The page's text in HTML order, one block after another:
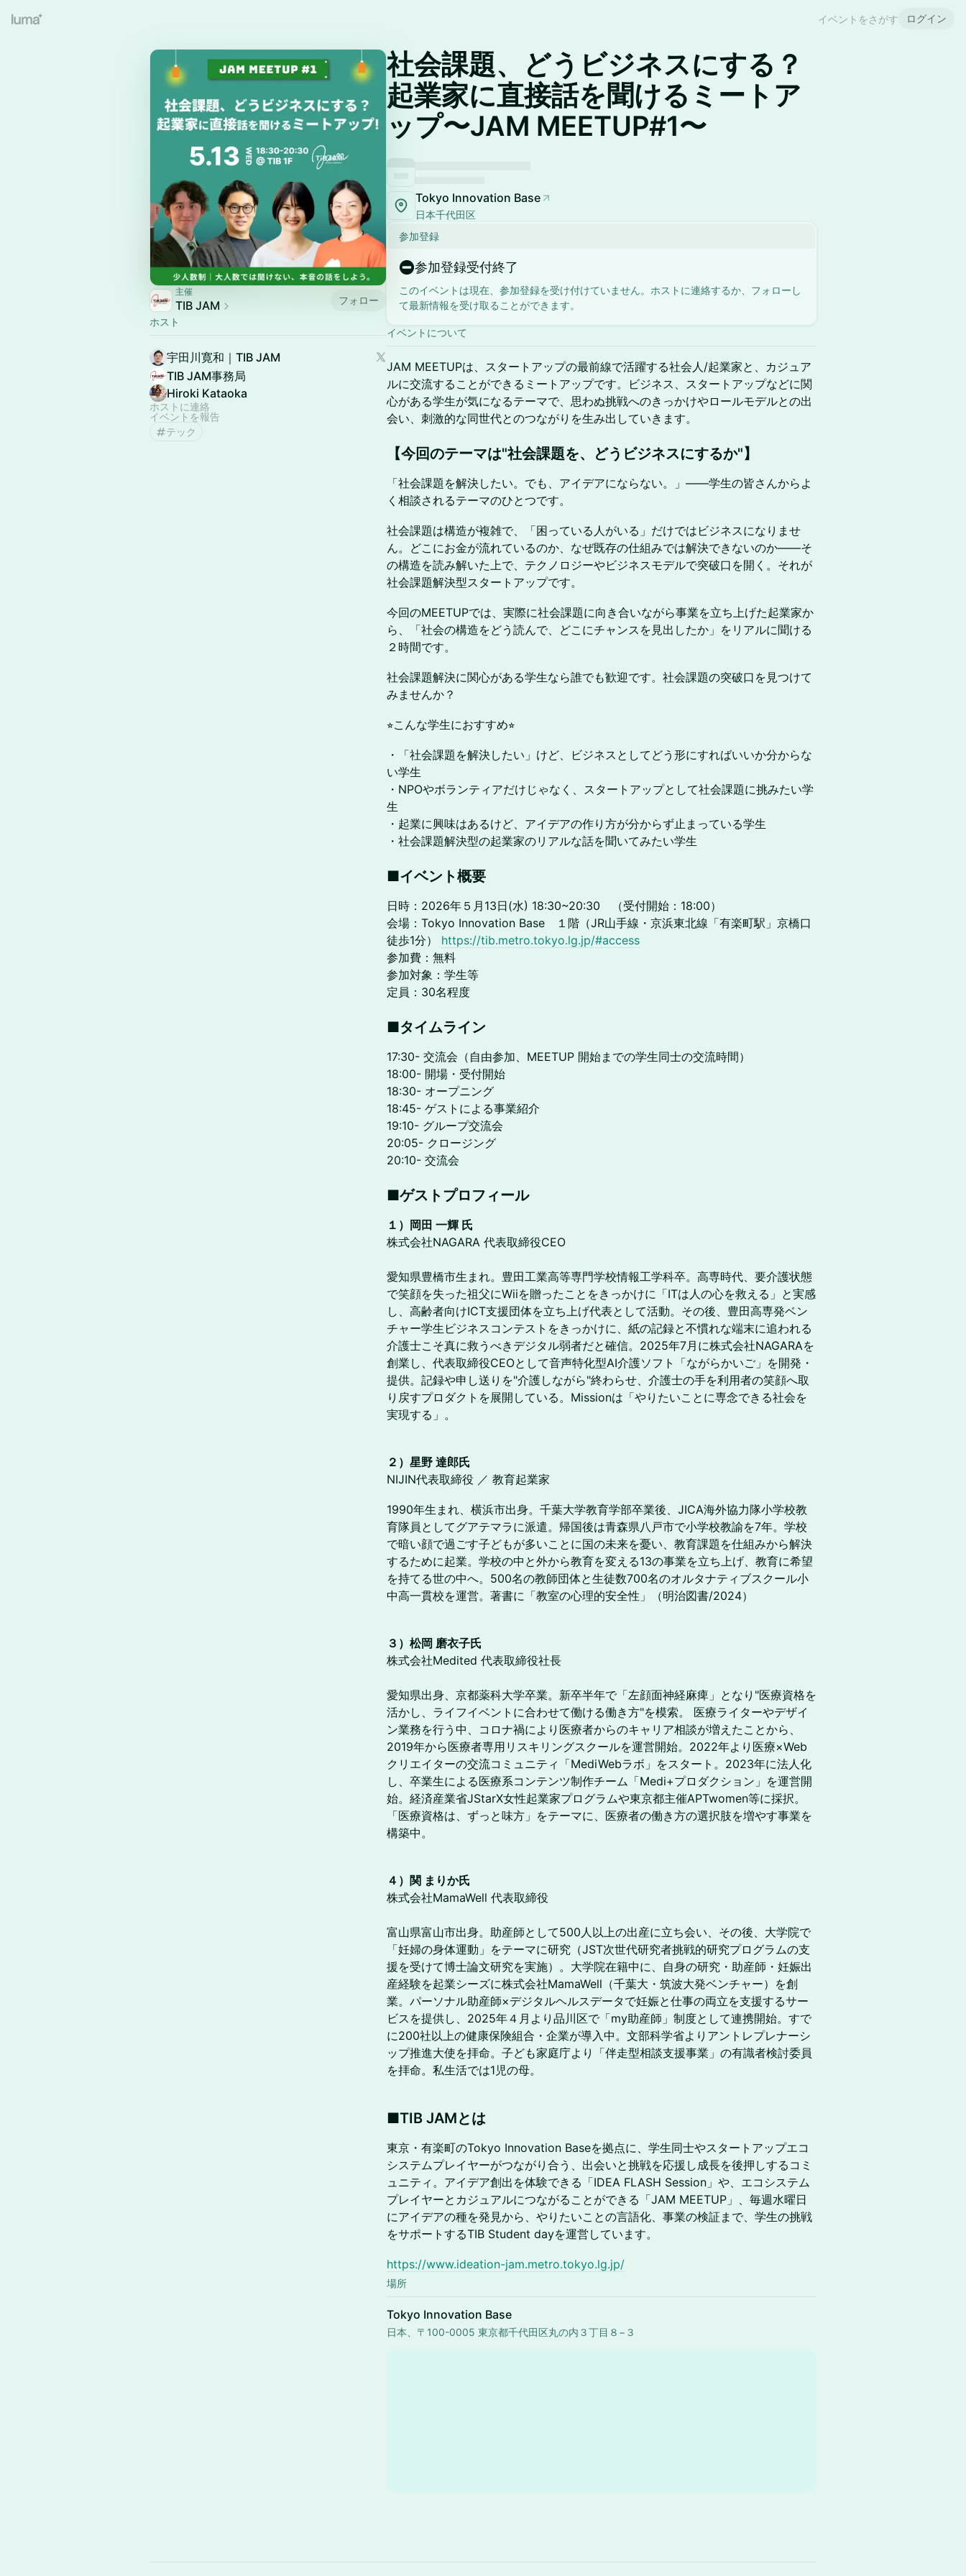
イベントをさがす ログイン
主催
TIB JAM
フォロー
ホスト
宇田川寛和｜TIB JAM
TIB JAM事務局
Hiroki Kataoka
ホストに連絡
イベントを報告
テック
社会課題、どうビジネスにする？
起業家に直接話を聞けるミートア
ップ〜JAM MEETUP#1〜
Tokyo Innovation Base
日本千代田区
参加登録
参加登録受付終了
このイベントは現在、参加登録を受け付けていません。ホストに連絡するか、フォローし
て最新情報を受け取ることができます。
イベントについて
JAM MEETUPは、スタートアップの最前線で活躍する社会人/起業家と、カジュア
ルに交流することができるミートアップです。ビジネス、スタートアップなどに関
心がある学生が気になるテーマで、思わぬ挑戦へのきっかけやロールモデルとの出
会い、刺激的な同世代とのつながりを生み出していきます。
​​【今回のテーマは"社会課題を、どうビジネスにするか"】
「社会課題を解決したい。でも、アイデアにならない。」——学生の皆さんからよ
く相談されるテーマのひとつです。
社会課題は構造が複雑で、「困っている人がいる」だけではビジネスになりませ
ん。どこにお金が流れているのか、なぜ既存の仕組みでは解決できないのか——そ
の構造を読み解いた上で、テクノロジーやビジネスモデルで突破口を開く。それが
社会課題解決型スタートアップです。
今回のMEETUPでは、実際に社会課題に向き合いながら事業を立ち上げた起業家か
ら、「社会の構造をどう読んで、どこにチャンスを見出したか」をリアルに聞ける
２時間です。
社会課題解決に関心がある学生なら誰でも歓迎です。社会課題の突破口を見つけて
みませんか？
⭐︎こんな学生におすすめ⭐︎
・「社会課題を解決したい」けど、ビジネスとしてどう形にすればいいか分からな
い学生
・NPOやボランティアだけじゃなく、スタートアップとして社会課題に挑みたい学
生
・起業に興味はあるけど、アイデアの作り方が分からず止まっている学生
・社会課題解決型の起業家のリアルな話を聞いてみたい学生
​■イベント概要
日時：2026年５月13日(水) 18:30~20:30 （受付開始：18:00）
会場：Tokyo Innovation Base １階（JR山手線・京浜東北線「有楽町駅」京橋口
徒歩1分） https://tib.metro.tokyo.lg.jp/#access
参加費：無料
参加対象：学生等
定員：30名程度
■タイムライン
17:30- 交流会（自由参加、MEETUP 開始までの学生同士の交流時間）
18:00- 開場・受付開始
18:30- オープニング
18:45- ゲストによる事業紹介
19:10- グループ交流会
20:05- クロージング
20:10- 交流会
■ゲストプロフィール
１）岡田 一輝 氏
株式会社NAGARA 代表取締役CEO
愛知県豊橋市生まれ。豊田工業高等専門学校情報工学科卒。高専時代、要介護状態
で笑顔を失った祖父にWiiを贈ったことをきっかけに「ITは人の心を救える」と実感
し、高齢者向けICT支援団体を立ち上げ代表として活動。その後、豊田高専発ベン
チャー学生ビジネスコンテストをきっかけに、紙の記録と不慣れな端末に追われる
介護士こそ真に救うべきデジタル弱者だと確信。2025年7月に株式会社NAGARAを
創業し、代表取締役CEOとして音声特化型AI介護ソフト「ながらかいご」を開発・
提供。記録や申し送りを"介護しながら"終わらせ、介護士の手を利用者の笑顔へ取
り戻すプロダクトを展開している。Missionは「やりたいことに専念できる社会を
実現する」。
２）星野 達郎氏
NIJIN代表取締役 ／ 教育起業家
1990年生まれ、横浜市出身。千葉大学教育学部卒業後、JICA海外協力隊小学校教
育隊員としてグアテマラに派遣。帰国後は青森県八戸市で小学校教諭を7年。学校
で暗い顔で過ごす子どもが多いことに国の未来を憂い、教育課題を仕組みから解決
するために起業。学校の中と外から教育を変える13の事業を立ち上げ、教育に希望
を持てる世の中へ。500名の教師団体と生徒数700名のオルタナティブスクール小
中高一貫校を運営。著書に「教室の心理的安全性」（明治図書/2024）
３）松岡 磨衣子氏
株式会社Medited 代表取締役社長
愛知県出身、京都薬科大学卒業。新卒半年で「左顔面神経麻痺」となり"医療資格を
活かし、ライフイベントに合わせて働ける働き方"を模索。 医療ライターやデザイ
ン業務を行う中、コロナ禍により医療者からのキャリア相談が増えたことから、
2019年から医療者専用リスキリングスクールを運営開始。2022年より医療×Web
クリエイターの交流コミュニティ「MediWebラボ」をスタート。2023年に法人化
し、卒業生による医療系コンテンツ制作チーム「Medi+プロダクション」を運営開
始。経済産業省JStarX女性起業家プログラムや東京都主催APTwomen等に採択。
「医療資格は、ずっと味方」をテーマに、医療者の働き方の選択肢を増やす事業を
構築中。
４）関 まりか氏
株式会社MamaWell 代表取締役
富山県富山市出身。助産師として500人以上の出産に立ち会い、その後、大学院で
「妊婦の身体運動」をテーマに研究（JST次世代研究者挑戦的研究プログラムの支
援を受けて博士論文研究を実施）。大学院在籍中に、自身の研究・助産師・妊娠出
産経験を起業シーズに株式会社MamaWell（千葉大・筑波大発ベンチャー）を創
業。パーソナル助産師×デジタルヘルスデータで妊娠と仕事の両立を支援するサー
ビスを提供し、2025年４月より品川区で「my助産師」制度として連携開始。すで
に200社以上の健康保険組合・企業が導入中。文部科学省よりアントレプレナーシ
ップ推進大使を拝命。子ども家庭庁より「伴走型相談支援事業」の有識者検討委員
を拝命。私生活では1児の母。
​■TIB JAMとは
東京・有楽町のTokyo Innovation Baseを拠点に、学生同士やスタートアップエコ
システムプレイヤーがつながり合う、出会いと挑戦を応援し成長を後押しするコミ
ュニティ。アイデア創出を体験できる「IDEA FLASH Session」や、エコシステム
プレイヤーとカジュアルにつながることができる「JAM MEETUP」、毎週水曜日
にアイデアの種を発見から、やりたいことの言語化、事業の検証まで、学生の挑戦
をサポートするTIB Student dayを運営しています。
https://www.ideation-jam.metro.tokyo.lg.jp/
場所
Tokyo Innovation Base
日本、〒100-0005 東京都千代田区丸の内３丁目８−３